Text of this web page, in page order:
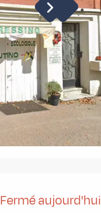
Fermé aujourd'hui